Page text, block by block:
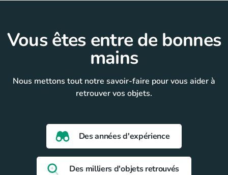
Vous êtes entre de bonnes
mains
Nous mettons tout notre savoir-faire pour vous aider à
retrouver vos objets.
Des années d'expérience
Des milliers d'objets retrouvés